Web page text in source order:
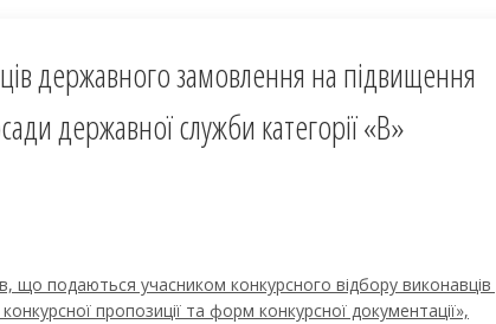
державного замовлення на підвищення
державної служби категорії «В»
подаються учасником конкурсного відбору
пропозиції та форм конкурсної документації»,